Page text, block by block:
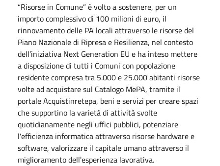
“Risorse in Comune” è volto a sostenere, per un
importo complessivo di 100 milioni di euro, il
rinnovamento delle PA locali attraverso le risorse del
Piano Nazionale di Ripresa e Resilienza, nel contesto
dell’iniziativa Next Generation EU e ha inteso mettere
a disposizione di tutti i Comuni con popolazione
residente compresa tra 5.000 e 25.000 abitanti risorse
volte ad acquistare sul Catalogo MePA, tramite il
portale Acquistinretepa, beni e servizi per creare spazi
che supportino la varietà di attività svolte
quotidianamente negli uffici pubblici, potenziare
l'efficienza informatica attraverso risorse hardware e
software, valorizzare il capitale umano attraverso il
miglioramento dell'esperienza lavorativa.